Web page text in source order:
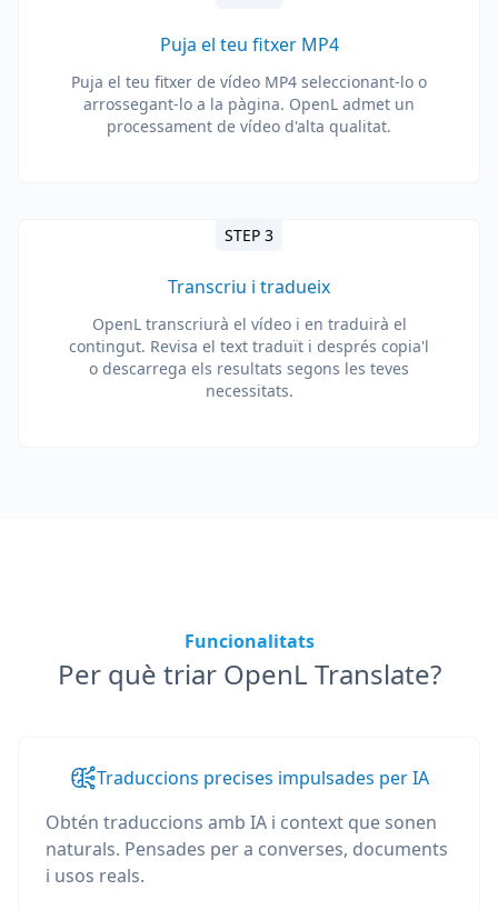
Puja el teu fitxer MP4
Puja el teu fitxer de vídeo MP4 seleccionant-lo o
arrossegant-lo a la pàgina. OpenL admet un
processament de vídeo d'alta qualitat.
STEP 3
Transcriu i tradueix
OpenL transcriurà el vídeo i en traduirà el
contingut. Revisa el text traduït i després copia'l
o descarrega els resultats segons les teves
necessitats.
Funcionalitats
Per què triar OpenL Translate?
Traduccions precises impulsades per IA
Obtén traduccions amb IA i context que sonen
naturals. Pensades per a converses, documents
i usos reals.